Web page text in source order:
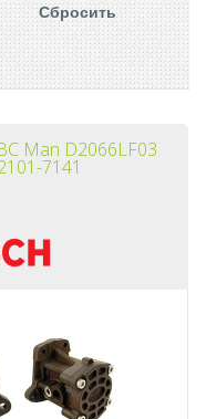
Man D2066LF03
7141